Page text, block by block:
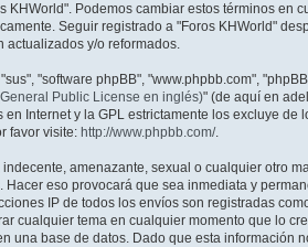
Podemos cambiar estos términos en
Seguir registrado a "Foros KHWorld"
actualizados y/o reformados.
"software phpBB", "www.phpbb.com",
Public License en inglés)" (de aquí en
Internet y la GPL estrictamente los excluye
favor visite: http://www.phpbb.com/.
amenazante, sexual o cualquier otro
eso provocará que sea inmediata y
IP de todos los envíos son registradas
cualquier tema en cualquier momento que lo
una base de datos. Dado que esta información